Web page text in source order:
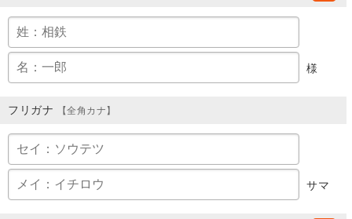
様
フリガナ 【全角カナ】
サマ